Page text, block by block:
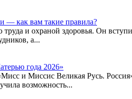
— как вам такие правила?
и охраной здоровья. Он
а...
года 2026»
и Миссис Великая Русь.
возможность...